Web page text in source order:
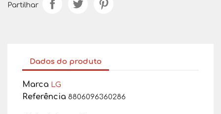
Partilhar
Dados do produto
Marca LG
Referência 8806096360286